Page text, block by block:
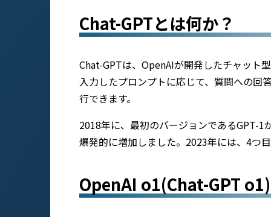
Chat-GPTとは何か？
Chat-GPTは、OpenAIが開発したチャット
入力したプロンプトに応じて、質問への回
行できます。
2018年に、最初のバージョンであるGPT-
爆発的に増加しました。2023年には、4つ
OpenAI o1(Chat-GPT